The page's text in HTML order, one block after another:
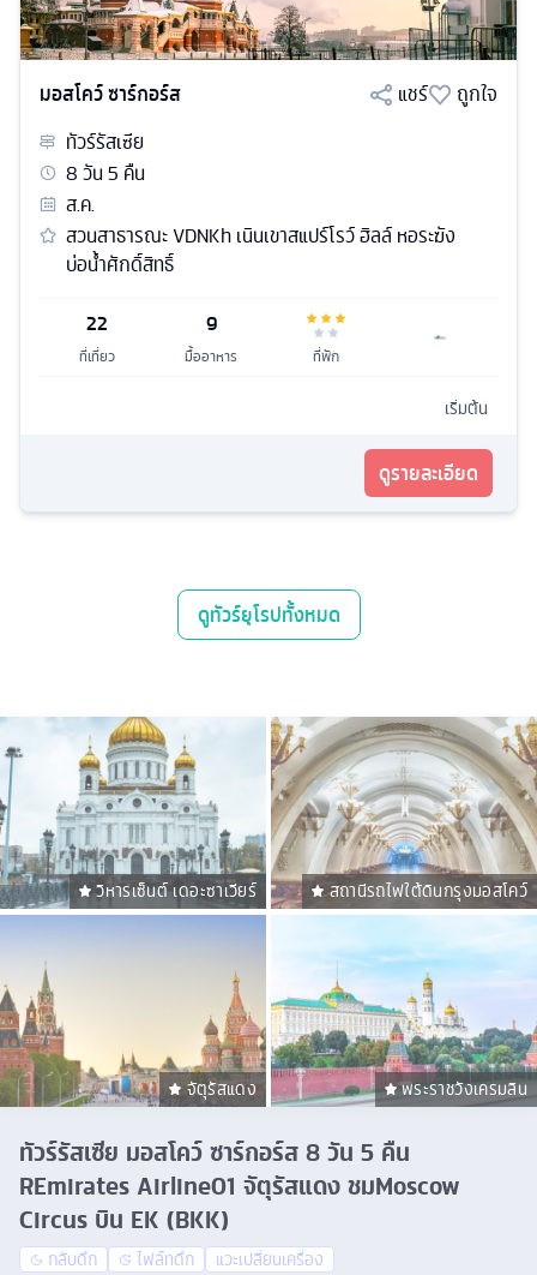
มอสโคว์ ซาร์กอร์ส แชร์
ถูกใจ
ทัวร์รัสเซีย
8วัน5 คืน
ส.ค.
สวนสาธารณะ VDNKh เนินเขาสแปร์โรว์ ฮิลล์ หอระฆัง
บ่อน้ำศักดิ์สิทธิ์
22
ที่เที่ยว
9
มื้ออาหาร ที่พัก
เริ่มต้น
ดูรายละเอียด
ดูทัวร์ยุโรปทั้งหมด
วิหารเซ็นต์ เดอะซาเวียร์ สถานีรถไฟใต้ดินกรุงมอสโคว์
จัตุรัสแดง พระราชวังเครมลิน
ทัวร์รัสเซีย มอสโคว์ ซาร์กอร์ส 8 วัน 5 คืน
REmirates Airline01 จัตุรัสแดง ชมMoscow
Circus บิน EK (BKK)
กลับดึก ไฟล์ทดึก แวะเปลี่ยนเครื่อง